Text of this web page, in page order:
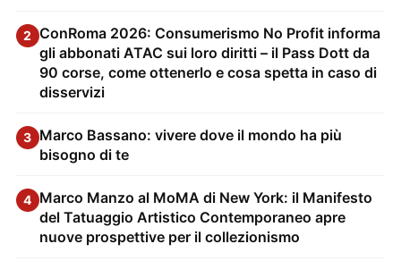
2 ConRoma 2026: Consumerismo No Profit informa
gli abbonati ATAC sui loro diritti – il Pass Dott da
90 corse, come ottenerlo e cosa spetta in caso di
disservizi
3 Marco Bassano: vivere dove il mondo ha più
bisogno di te
4 Marco Manzo al MoMA di New York: il Manifesto
del Tatuaggio Artistico Contemporaneo apre
nuove prospettive per il collezionismo